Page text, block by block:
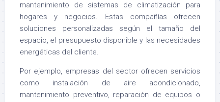
mantenimiento de sistemas de climatización para
hogares y negocios. Estas compañías ofrecen
soluciones personalizadas según el tamaño del
espacio, el presupuesto disponible y las necesidades
energéticas del cliente.
Por ejemplo, empresas del sector ofrecen servicios
como instalación de aire acondicionado,
mantenimiento preventivo, reparación de equipos o